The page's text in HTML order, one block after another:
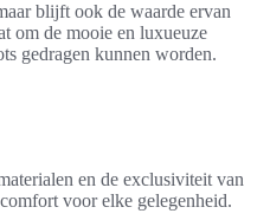
blijft ook de waarde ervan
om de mooie en luxueuze
gedragen kunnen worden.
en de exclusiviteit van
voor elke gelegenheid.